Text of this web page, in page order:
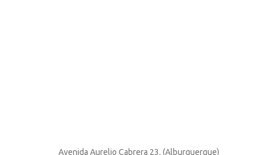
Avenida Aurelio Cabrera 23, (Alburquerque)